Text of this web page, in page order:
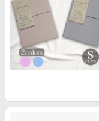
家電・PC・スマホ・カ
エンタメ
スポーツ・アウトドア
インテリア・寝具
旅行・レジャー・ホテ
楽天ペイ導入ストア
楽天サービス特集
旅行特集
わくわく夏特集